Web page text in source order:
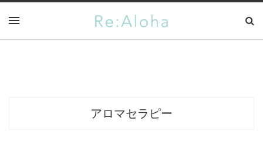
アロマセラピー